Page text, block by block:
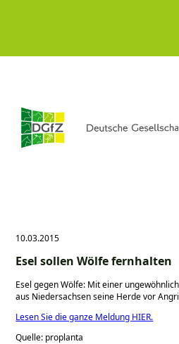
10.03.2015
Esel sollen Wölfe fernhalten
Esel gegen Wölfe: Mit einer
aus Niedersachsen seine Herde vor
Lesen Sie die ganze Meldung HIER.
Quelle: proplanta